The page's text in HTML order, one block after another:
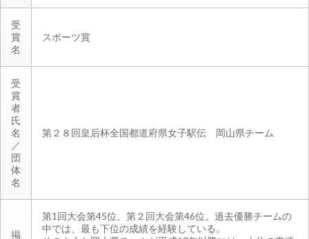
受
賞
名
スポーツ賞
受
賞
者
氏
名
／
団
体
名
第２８回皇后杯全国都道府県女子駅伝 岡山県チーム
掲
第1回大会第45位、第２回大会第46位。過去優勝チームの
中では、最も下位の成績を経験している。